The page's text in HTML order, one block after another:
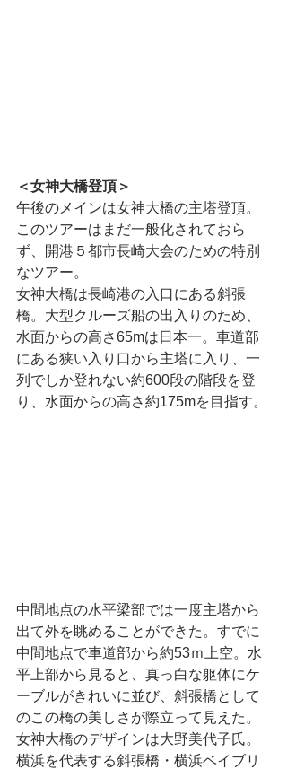
＜女神大橋登頂＞
午後のメインは女神大橋の主塔登頂。
このツアーはまだ一般化されておら
ず、開港５都市長崎大会のための特別
なツアー。
女神大橋は長崎港の入口にある斜張
橋。大型クルーズ船の出入りのため、
水面からの高さ65mは日本一。車道部
にある狭い入り口から主塔に入り、一
列でしか登れない約600段の階段を登
り、水面からの高さ約175mを目指す。
中間地点の水平梁部では一度主塔から
出て外を眺めることができた。すでに
中間地点で車道部から約53ｍ上空。水
平上部から見ると、真っ白な躯体にケ
ーブルがきれいに並び、斜張橋として
のこの橋の美しさが際立って見えた。
女神大橋のデザインは大野美代子氏。
横浜を代表する斜張橋・横浜ベイブリ